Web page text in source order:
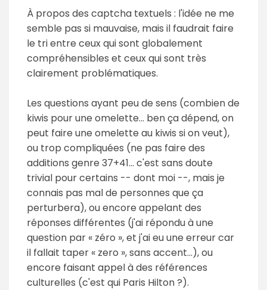
À propos des captcha textuels : l'idée ne me
semble pas si mauvaise, mais il faudrait faire
le tri entre ceux qui sont globalement
compréhensibles et ceux qui sont très
clairement problématiques.
Les questions ayant peu de sens (combien de
kiwis pour une omelette... ben ça dépend, on
peut faire une omelette au kiwis si on veut),
ou trop compliquées (ne pas faire des
additions genre 37+41... c'est sans doute
trivial pour certains -- dont moi --, mais je
connais pas mal de personnes que ça
perturbera), ou encore appelant des
réponses différentes (j'ai répondu à une
question par « zéro », et j'ai eu une erreur car
il fallait taper « zero », sans accent...), ou
encore faisant appel à des références
culturelles (c'est qui Paris Hilton ?).